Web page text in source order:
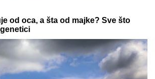
(28) KOD BORČE! Otišao po drva pa
traga, ŽANDARMERIJA NA